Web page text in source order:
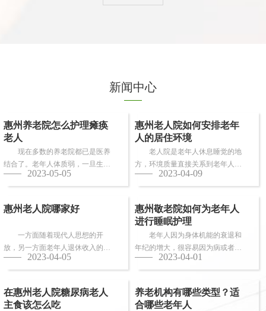
新闻中心
惠州养老院怎么护理瘫痪
老人
现在多数的养老院都已是医养
结合了。老年人体质弱，一旦生
病，多数情况下都会面临卧床修
养，这时候就需...
2023-05-05
惠州老人院如何安排老年
人的居住环境
老人院是老年人休息睡觉的地
方，环境质量直接关系到老年人的
健康长寿。由于老年人适应能力和
抗病能力较...
2023-04-09
惠州老人院哪家好
一方面随着现代人思想的开
放，另一方面老年人退休收入的稳
步上升，选择惠州老人院进行疗养
的老人越来越...
2023-04-05
惠州敬老院如何为老年人
进行睡眠护理
老年人因为身体机能的衰退和
年纪的增大，很容易因为病或者各
种各样的原因导致失眠、多梦，睡
眠质量差等...
2023-04-01
在惠州老人院糖尿病老人
主食该怎么吃
养老机构有哪些类型？适
合哪些老年人